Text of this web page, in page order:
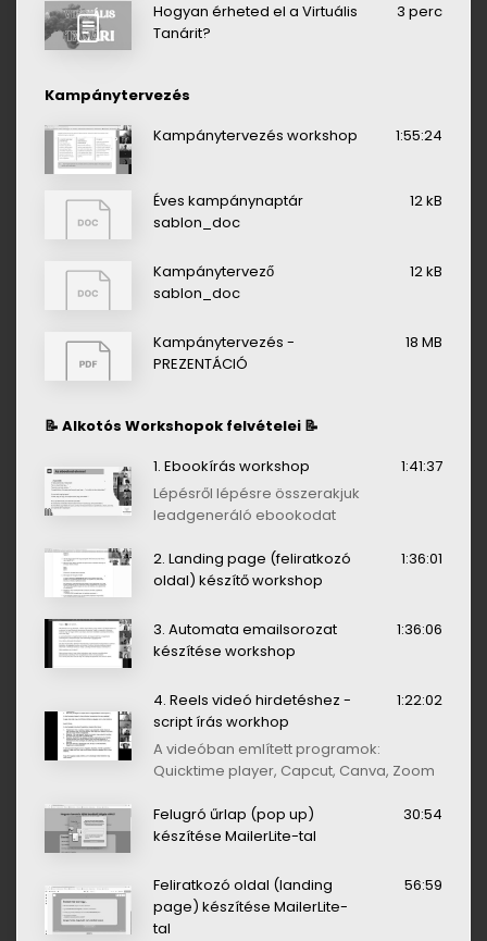
Hogyan érheted el a Virtuális
Tanárit?
3 perc
Kampánytervezés
Kampánytervezés workshop
1:55:24
Éves kampánynaptár
sablon_doc
12 kB
Kampánytervező
sablon_doc
12 kB
Kampánytervezés -
PREZENTÁCIÓ
18 MB
📝 Alkotós Workshopok felvételei 📝
1. Ebookírás workshop
1:41:37
Lépésről lépésre összerakjuk
leadgeneráló ebookodat
2. Landing page (feliratkozó
oldal) készítő workshop
1:36:01
3. Automata emailsorozat
készítése workshop
1:36:06
4. Reels videó hirdetéshez -
script írás workhop
1:22:02
A videóban említett programok:
Quicktime player, Capcut, Canva, Zoom
Felugró űrlap (pop up)
készítése MailerLite-tal
30:54
Feliratkozó oldal (landing
page) készítése MailerLite-
tal
56:59